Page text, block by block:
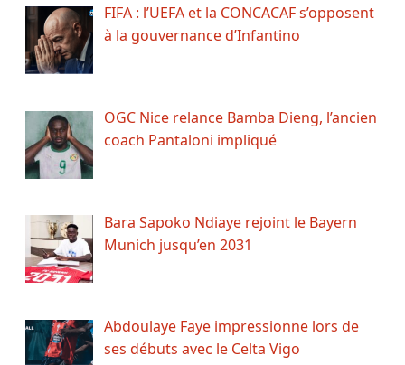
FIFA : l’UEFA et la CONCACAF s’opposent
à la gouvernance d’Infantino
OGC Nice relance Bamba Dieng, l’ancien
coach Pantaloni impliqué
Bara Sapoko Ndiaye rejoint le Bayern
Munich jusqu’en 2031
Abdoulaye Faye impressionne lors de
ses débuts avec le Celta Vigo